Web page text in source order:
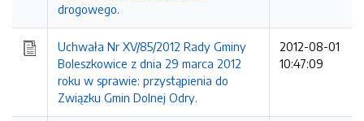
drogowego.
Uchwała Nr XV/85/2012 Rady Gminy
Boleszkowice z dnia 29 marca 2012
roku w sprawie: przystąpienia do
Związku Gmin Dolnej Odry.
2012-08-01
10:47:09